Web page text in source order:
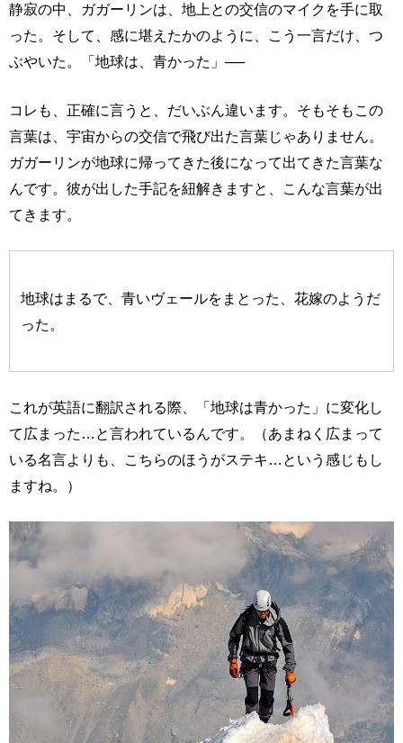
静寂の中、ガガーリンは、地上との交信のマイクを手に取
った。そして、感に堪えたかのように、こう一言だけ、つ
ぶやいた。「地球は、青かった」──
コレも、正確に言うと、だいぶん違います。そもそもこの
言葉は、宇宙からの交信で飛び出た言葉じゃありません。
ガガーリンが地球に帰ってきた後になって出てきた言葉な
んです。彼が出した手記を紐解きますと、こんな言葉が出
てきます。
地球はまるで、青いヴェールをまとった、花嫁のようだ
った。
これが英語に翻訳される際、「地球は青かった」に変化し
て広まった…と言われているんです。（あまねく広まって
いる名言よりも、こちらのほうがステキ…という感じもし
ますね。）